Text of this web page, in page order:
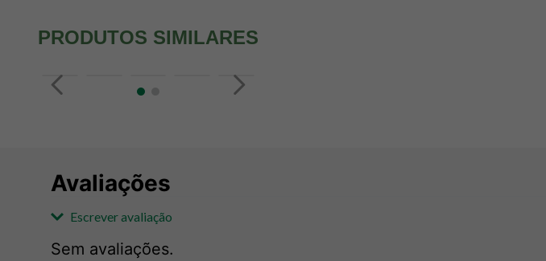
PRODUTOS SIMILARES
Avaliações
Escrever avaliação
Sem avaliações.